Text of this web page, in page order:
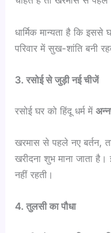
धार्मिक मान्यता है कि
परिवार में सुख-शांति बनी
3. रसोई से जुड़ी नई चीजें
रसोई घर को हिंदू धर्म में
खरमास से पहले नए बर्तन,
खरीदना शुभ माना जाता
नहीं रहती।
4. तुलसी का पौधा